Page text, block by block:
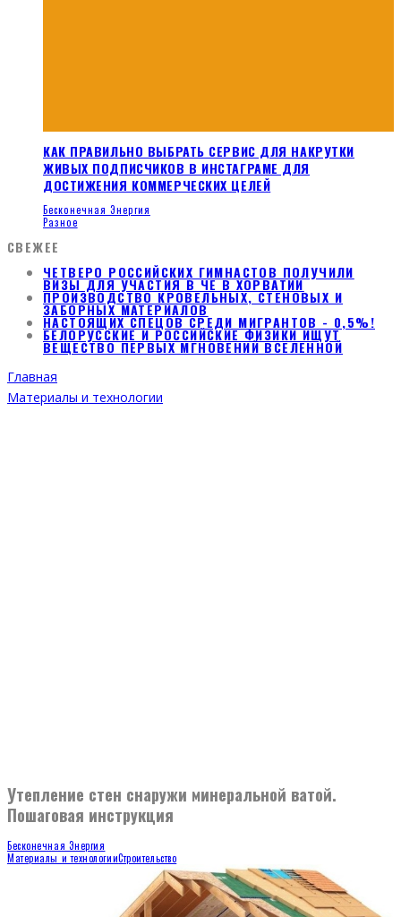
КАК ПРАВИЛЬНО ВЫБРАТЬ СЕРВИС ДЛЯ НАКРУТКИ
ЖИВЫХ ПОДПИСЧИКОВ В ИНСТАГРАМЕ ДЛЯ
ДОСТИЖЕНИЯ КОММЕРЧЕСКИХ ЦЕЛЕЙ
Бесконечная Энергия
Разное
СВЕЖЕЕ
ЧЕТВЕРО РОССИЙСКИХ ГИМНАСТОВ ПОЛУЧИЛИ
ВИЗЫ ДЛЯ УЧАСТИЯ В ЧЕ В ХОРВАТИИ
ПРОИЗВОДСТВО КРОВЕЛЬНЫХ, СТЕНОВЫХ И
ЗАБОРНЫХ МАТЕРИАЛОВ
НАСТОЯЩИХ СПЕЦОВ СРЕДИ МИГРАНТОВ - 0,5%!
БЕЛОРУССКИЕ И РОССИЙСКИЕ ФИЗИКИ ИЩУТ
ВЕЩЕСТВО ПЕРВЫХ МГНОВЕНИЙ ВСЕЛЕННОЙ
Главная
Материалы и технологии
Утепление стен снаружи минеральной ватой.
Пошаговая инструкция
Бесконечная Энергия
Материалы и технологииСтроительство